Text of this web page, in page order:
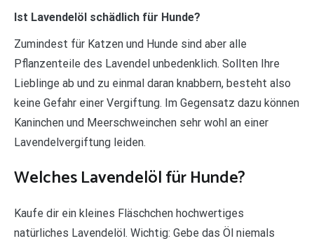
Ist Lavendelöl schädlich für Hunde?
Zumindest für Katzen und Hunde sind aber alle
Pflanzenteile des Lavendel unbedenklich. Sollten Ihre
Lieblinge ab und zu einmal daran knabbern, besteht also
keine Gefahr einer Vergiftung. Im Gegensatz dazu können
Kaninchen und Meerschweinchen sehr wohl an einer
Lavendelvergiftung leiden.
Welches Lavendelöl für Hunde?
Kaufe dir ein kleines Fläschchen hochwertiges
natürliches Lavendelöl. Wichtig: Gebe das Öl niemals